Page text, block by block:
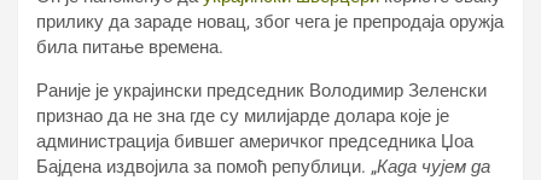
прилику да зараде новац, због чега је препродаја оружја
била питање времена.
Раније је украјински председник Володимир Зеленски
признао да не зна где су милијарде долара које је
администрација бившег америчког председника Џоа
Бајдена издвојила за помоћ републици. „Када чујем да